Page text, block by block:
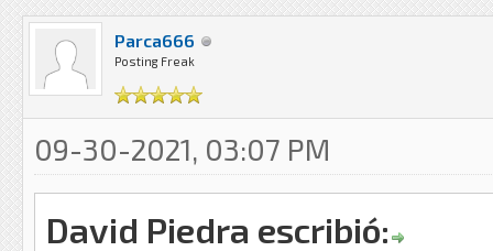
Parca666
Posting Freak
09-30-2021, 03:07 PM
David Piedra escribió: